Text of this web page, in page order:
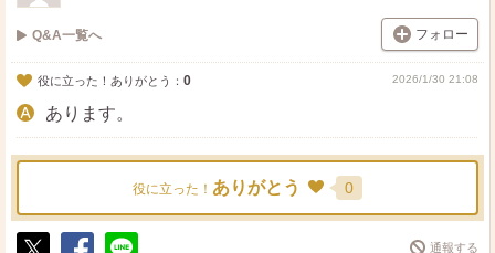
Q&A一覧へ フォロー
役に立った！ありがとう： 0 2026/1/30 21:08
あります。
役に立った！ ありがとう 0
通報する